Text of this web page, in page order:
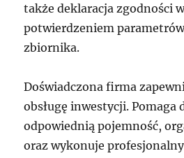
także deklaracja zgodności
potwierdzeniem
zbiornika.
Doświadczona firma
obsługę inwestycji. Pomaga
odpowiednią pojemność,
oraz wykonuje